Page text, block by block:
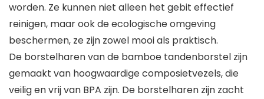
worden. Ze kunnen niet alleen het gebit effectief
reinigen, maar ook de ecologische omgeving
beschermen, ze zijn zowel mooi als praktisch.
De borstelharen van de bamboe tandenborstel zijn
gemaakt van hoogwaardige composietvezels, die
veilig en vrij van BPA zijn. De borstelharen zijn zacht